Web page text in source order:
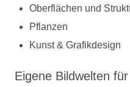
Oberflächen und
Pflanzen
Kunst & Grafikdesign
Eigene Bildwelten